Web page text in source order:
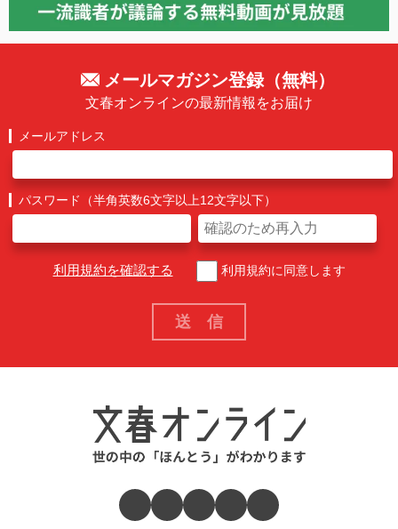
メールマガジン登録（無料）
文春オンラインの最新情報をお届け
メールアドレス
パスワード（半角英数6文字以上12文字以下）
利用規約を確認する 利用規約に同意します